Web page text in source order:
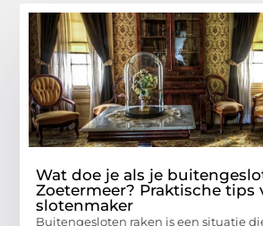
Wat doe je als je
Zoetermeer? Praktische tips
slotenmaker
Buitengesloten raken is een situatie